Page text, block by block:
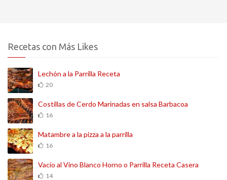
Recetas con Más Likes
Lechón a la Parrilla Receta
20
Costillas de Cerdo Marinadas en salsa Barbacoa
16
Matambre a la pizza a la parrilla
16
Vacío al Vino Blanco Horno o Parrilla Receta Casera
14